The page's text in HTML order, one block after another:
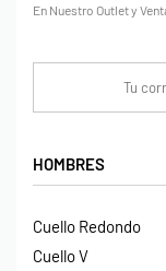
HOMBRES
Cuello Redondo
Cuello V
En Nuestro Outlet y